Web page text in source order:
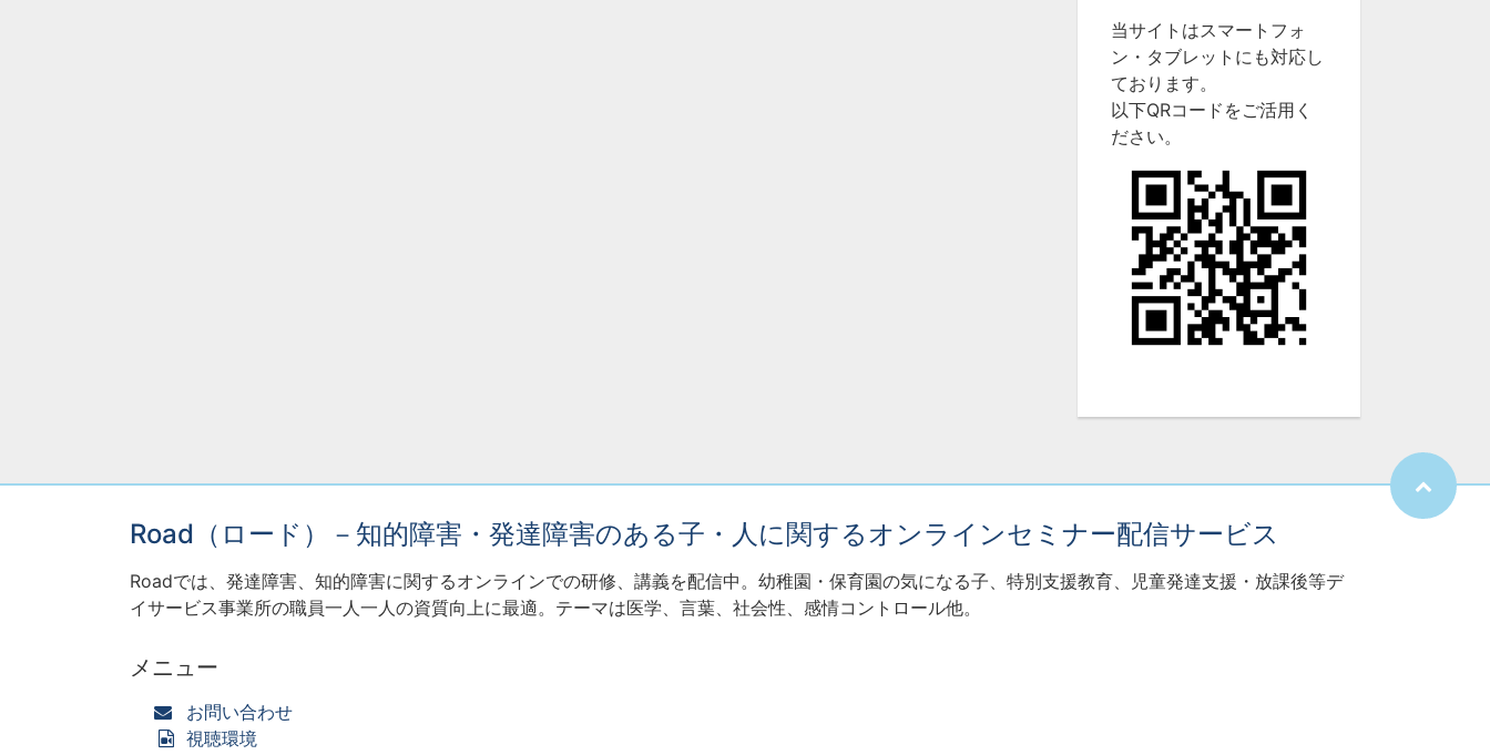
当サイトはスマートフォ
ン・タブレットにも対応し
ております。
以下QRコードをご活用く
ださい。
Road（ロード）－知的障害・発達障害のある子・人に関するオンラインセミナー配信サービス
Roadでは、発達障害、知的障害に関するオンラインでの研修、講義を配信中。幼稚園・保育園の気になる子、特別支援教育、児童発達支援・放課後等デ
イサービス事業所の職員一人一人の資質向上に最適。テーマは医学、言葉、社会性、感情コントロール他。
メニュー
お問い合わせ
視聴環境